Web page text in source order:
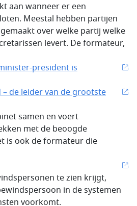
aan wanneer er een
Meestal hebben partijen
over welke partij welke
levert. De formateur,
president is
de leider van de grootste
samen en voert
met de beoogde
is ook de formateur die
te zien krijgt,
in de systemen
voorkomt.